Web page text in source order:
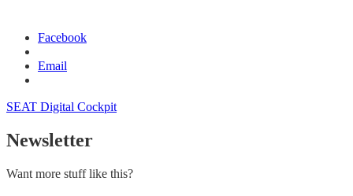
Facebook
Email
SEAT Digital Cockpit
Newsletter
Want more stuff like this?